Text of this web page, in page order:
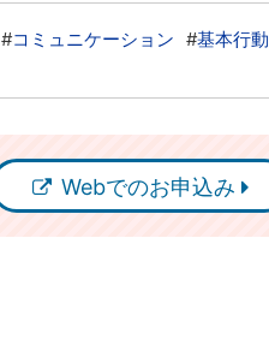
#コミュニケーション #基本行動
Webでのお申込み